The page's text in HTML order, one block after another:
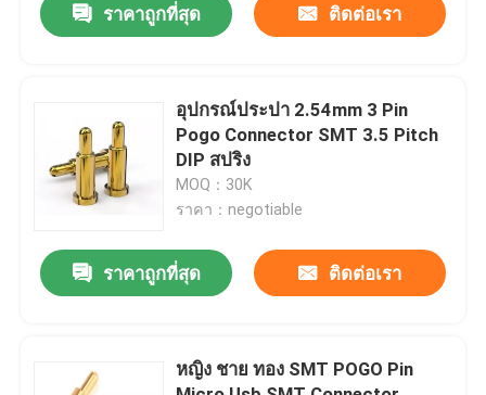
ควบคุมคุณภาพ
ข่าว
ทุกกรณี
โซนโปโก้ pin
ราคาถูกที่สุด ติดต่อเรา
อุปกรณ์ประปา 2.54mm 3 Pin
Pogo Connector SMT 3.5 Pitch
DIP สปริง
MOQ：30K
ราคา：negotiable
ราคาถูกที่สุด ติดต่อเรา
หญิง ชาย ทอง SMT POGO Pin